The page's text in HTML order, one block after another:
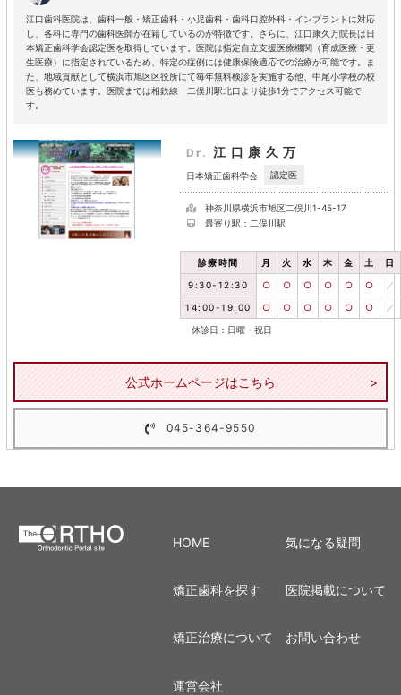
江口歯科医院は、歯科一般・矯正歯科・小児歯科・歯科口腔外科・インプラントに対応
し、各科に専門の歯科医師が在籍しているのが特徴です。さらに、江口康久万院長は日
本矯正歯科学会認定医を取得しています。医院は指定自立支援医療機関（育成医療・更
生医療）に指定されているため、特定の症例には健康保険適応での治療が可能です。ま
た、地域貢献として横浜市旭区区役所にて毎年無料検診を実施する他、中尾小学校の校
医も務めています。医院までは相鉄線 二俣川駅北口より徒歩1分でアクセス可能で
す。
Dr. 江口康久万
日本矯正歯科学会 認定医
神奈川県横浜市旭区二俣川1-45-17
最寄り駅：二俣川駅
診療時間 月 火 水 木 金 土 日
9:30-12:30 ○ ○ ○ ○ ○ ○ ／
14:00-19:00 ○ ○ ○ ○ ○ ○ ／
休診日：日曜・祝日
公式ホームページはこちら
045-364-9550
HOME
矯正歯科を探す
矯正治療について
気になる疑問
医院掲載について
お問い合わせ
運営会社